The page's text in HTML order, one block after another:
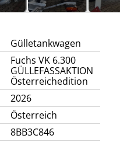
Gülletankwagen
Fuchs VK 6.300
GÜLLEFASSAKTION
Österreichedition
2026
Österreich
8BB3C846